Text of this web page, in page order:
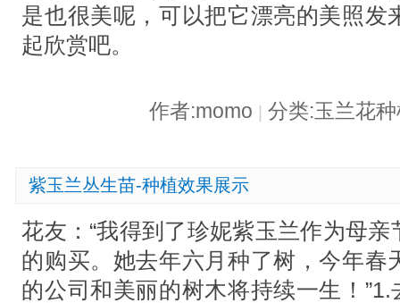
是也很美呢，可以把它漂亮的美照发
起欣赏吧。
作者:momo 分类:玉兰花
紫玉兰丛生苗-种植效果展示
花友：“我得到了珍妮紫玉兰作为母
的购买。她去年六月种了树，今年春
的公司和美丽的树木将持续一生！